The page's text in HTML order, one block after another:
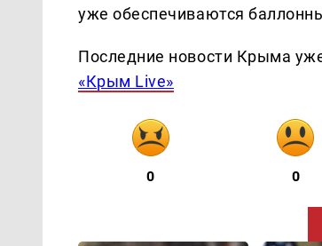
уже обеспечиваются
Последние новости Крыма
«Крым Live»
0 0